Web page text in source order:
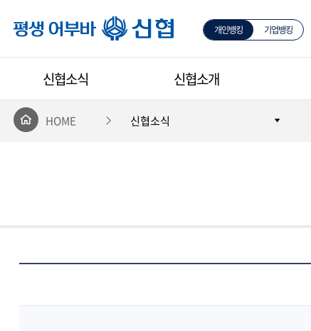
평생 어부바 신협 개인뱅킹 기업뱅킹
신협소식 신협소개
HOME 신협소식